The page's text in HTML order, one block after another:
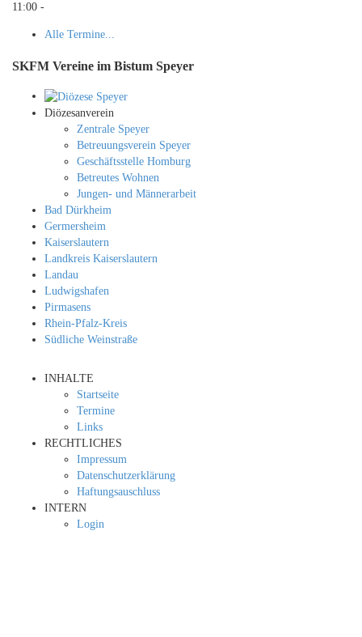
11:00 -
Alle Termine...
SKFM Vereine im Bistum Speyer
Diözesanverein
Zentrale Speyer
Betreuungsverein Speyer
Geschäftsstelle Homburg
Betreutes Wohnen
Jungen- und Männerarbeit
Bad Dürkheim
Germersheim
Kaiserslautern
Landkreis Kaiserslautern
Landau
Ludwigshafen
Pirmasens
Rhein-Pfalz-Kreis
Südliche Weinstraße
INHALTE
Startseite
Termine
Links
RECHTLICHES
Impressum
Datenschutzerklärung
Haftungsauschluss
INTERN
Login